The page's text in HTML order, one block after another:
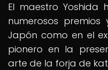
El maestro Yoshida
numerosos premios
Japón como en el
pionero en la
arte de la forja de